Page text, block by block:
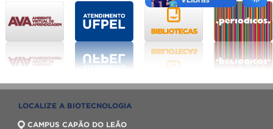
LOCALIZE A BIOTECNOLOGIA
CAMPUS CAPÃO DO LEÃO